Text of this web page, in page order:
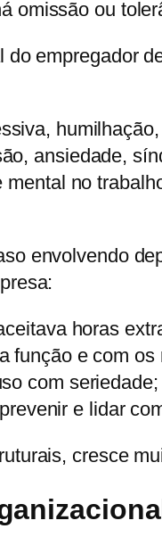
omissão ou
empregador
ansiedade,
no
envolvendo
horas
função e com os
com seriedade;
e lidar
cresce